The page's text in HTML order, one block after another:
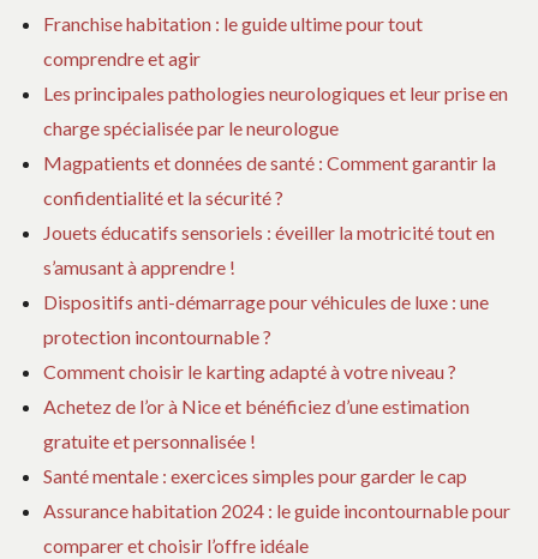
Franchise habitation : le guide ultime pour tout
comprendre et agir
Les principales pathologies neurologiques et leur prise en
charge spécialisée par le neurologue
Magpatients et données de santé : Comment garantir la
confidentialité et la sécurité ?
Jouets éducatifs sensoriels : éveiller la motricité tout en
s’amusant à apprendre !
Dispositifs anti-démarrage pour véhicules de luxe : une
protection incontournable ?
Comment choisir le karting adapté à votre niveau ?
Achetez de l’or à Nice et bénéficiez d’une estimation
gratuite et personnalisée !
Santé mentale : exercices simples pour garder le cap
Assurance habitation 2024 : le guide incontournable pour
comparer et choisir l’offre idéale